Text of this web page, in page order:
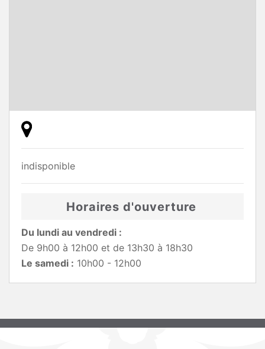
indisponible
Horaires d'ouverture
Du lundi au vendredi :
De 9h00 à 12h00 et de 13h30 à 18h30
Le samedi : 10h00 - 12h00